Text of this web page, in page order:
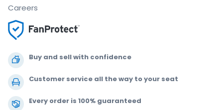
Buy and sell with confidence
Customer service all the way to your seat
Every order is 100% guaranteed
Careers